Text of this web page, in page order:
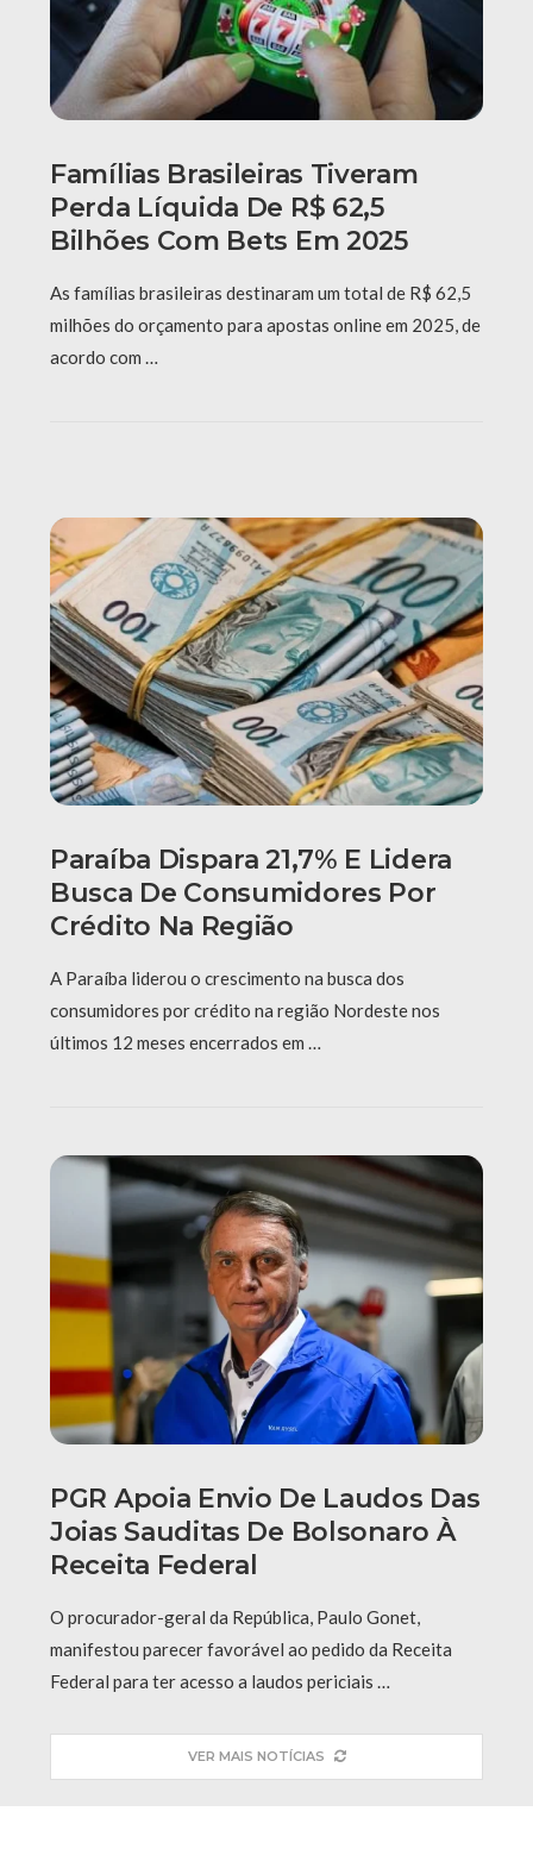
Famílias Brasileiras Tiveram
Perda Líquida De R$ 62,5
Bilhões Com Bets Em 2025
As famílias brasileiras destinaram um total de R$ 62,5
milhões do orçamento para apostas online em 2025, de
acordo com …
Paraíba Dispara 21,7% E Lidera
Busca De Consumidores Por
Crédito Na Região
A Paraíba liderou o crescimento na busca dos
consumidores por crédito na região Nordeste nos
últimos 12 meses encerrados em …
PGR Apoia Envio De Laudos Das
Joias Sauditas De Bolsonaro À
Receita Federal
O procurador-geral da República, Paulo Gonet,
manifestou parecer favorável ao pedido da Receita
Federal para ter acesso a laudos periciais …
VER MAIS NOTÍCIAS